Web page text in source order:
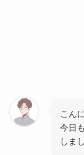
こん
今日
しま